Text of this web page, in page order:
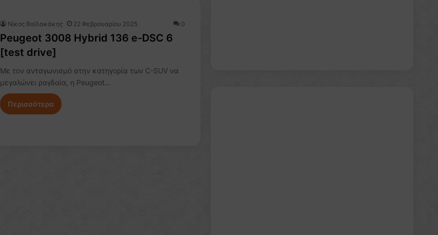
Νίκος Βαϊλακάκης 22 Φεβρουαρίου 2025 0
Peugeot 3008 Hybrid 136 e-DSC 6
[test drive]
Με τον ανταγωνισμό στην κατηγορία των C-SUV να
μεγαλώνει ραγδαία, η Peugeot…
Περισσότερα